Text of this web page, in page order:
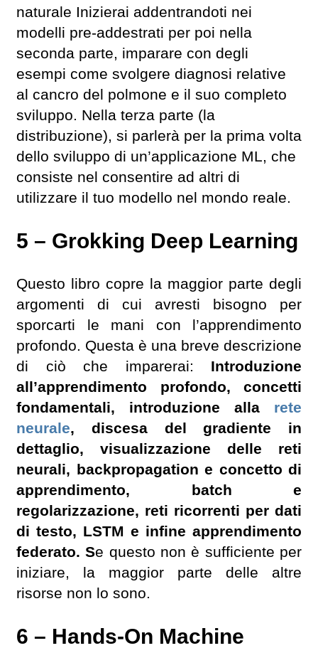
naturale Inizierai addentrandoti nei
modelli pre-addestrati per poi nella
seconda parte, imparare con degli
esempi come svolgere diagnosi relative
al cancro del polmone e il suo completo
sviluppo. Nella terza parte (la
distribuzione), si parlerà per la prima volta
dello sviluppo di un’applicazione ML, che
consiste nel consentire ad altri di
utilizzare il tuo modello nel mondo reale.
5 – Grokking Deep Learning
Questo libro copre la maggior parte degli
argomenti di cui avresti bisogno per
sporcarti le mani con l’apprendimento
profondo. Questa è una breve descrizione
di ciò che imparerai: Introduzione
all’apprendimento profondo, concetti
fondamentali, introduzione alla rete
neurale, discesa del gradiente in
dettaglio, visualizzazione delle reti
neurali, backpropagation e concetto di
apprendimento, batch e
regolarizzazione, reti ricorrenti per dati
di testo, LSTM e infine apprendimento
federato. Se questo non è sufficiente per
iniziare, la maggior parte delle altre
risorse non lo sono.
6 – Hands-On Machine